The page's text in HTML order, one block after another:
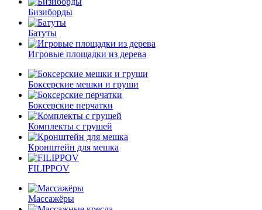
Бизиборды
Батуты
Игровые площадки из дерева
Боксерские мешки и груши
Боксерские перчатки
Комплекты с грушей
Кронштейн для мешка
FILIPPOV
Массажёры